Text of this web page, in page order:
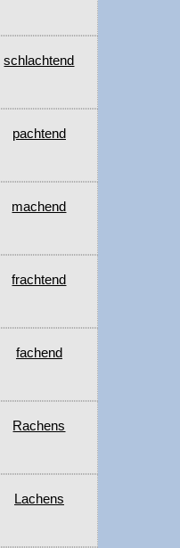
schlachtend
pachtend
machend
frachtend
fachend
Rachens
Lachens